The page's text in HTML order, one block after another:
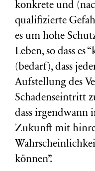
konkrete und
qualifizierte
es um hohe
Leben, so dass es
(bedarf), dass
Aufstellung des
Schadenseintritt
dass irgendwann
Zukunft mit
können”.